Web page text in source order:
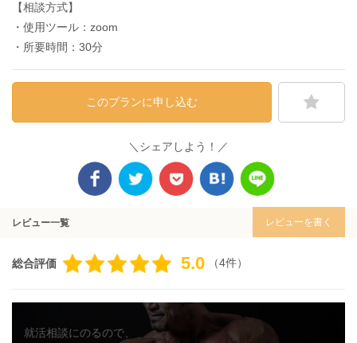
【相談方式】
・使用ツール：zoom
・所要時間：30分
このプランに申し込む
＼シェアしよう！／
レビュー一覧 レビューを書く
総合評価 5.0 （4件）
就活相談にのるので、